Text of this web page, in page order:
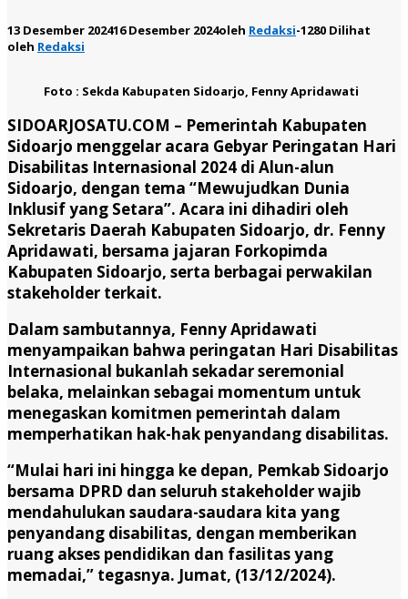
13 Desember 202416 Desember 2024oleh Redaksi-1280 Dilihat
oleh Redaksi
Foto : Sekda Kabupaten Sidoarjo, Fenny Apridawati
SIDOARJOSATU.COM – Pemerintah Kabupaten
Sidoarjo menggelar acara Gebyar Peringatan Hari
Disabilitas Internasional 2024 di Alun-alun
Sidoarjo, dengan tema “Mewujudkan Dunia
Inklusif yang Setara”. Acara ini dihadiri oleh
Sekretaris Daerah Kabupaten Sidoarjo, dr. Fenny
Apridawati, bersama jajaran Forkopimda
Kabupaten Sidoarjo, serta berbagai perwakilan
stakeholder terkait.
Dalam sambutannya, Fenny Apridawati
menyampaikan bahwa peringatan Hari Disabilitas
Internasional bukanlah sekadar seremonial
belaka, melainkan sebagai momentum untuk
menegaskan komitmen pemerintah dalam
memperhatikan hak-hak penyandang disabilitas.
“Mulai hari ini hingga ke depan, Pemkab Sidoarjo
bersama DPRD dan seluruh stakeholder wajib
mendahulukan saudara-saudara kita yang
penyandang disabilitas, dengan memberikan
ruang akses pendidikan dan fasilitas yang
memadai,” tegasnya. Jumat, (13/12/2024).